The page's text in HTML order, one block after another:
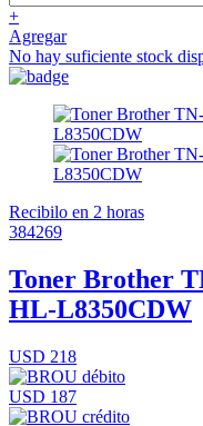
+
Agregar
No hay suficiente stock
Recibilo en 2 horas
384269
Toner Brother
HL-L8350CDW
USD 218
USD 187